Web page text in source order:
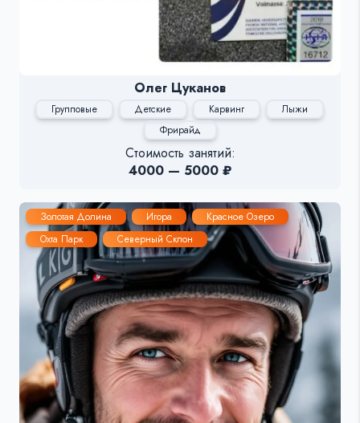
Олег Цуканов
Групповые Детские Карвинг
Лыжи
Фрирайд
Стоимость занятий:
4000 — 5000 ₽
Золотая Долина Игора
Красное Озеро
Охта Парк
Северный Склон